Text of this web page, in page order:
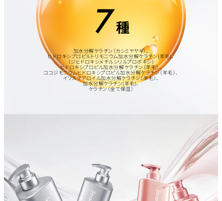
7種
加水分解ケラチン（カシミヤヤギ）、
ヒドロキシプロピルトリモニウム加水分解ケラチン(羊毛)、
（ジヒドロキシメチルシリルプロポキシ）
ヒドロキシプロピル加水分解ケラチン（羊毛）、
ココジモニウムヒドロキシプロピル加水分解ケラチン（羊毛）、
イソステアロイル加水分解ケラチン（羊毛）、
加水分解ケラチン(羊毛)、
ケラチン（全て保湿）